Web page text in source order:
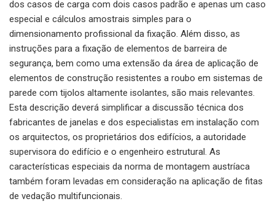
dos casos de carga com dois casos padrão e apenas um caso
especial e cálculos amostrais simples para o
dimensionamento profissional da fixação. Além disso, as
instruções para a fixação de elementos de barreira de
segurança, bem como uma extensão da área de aplicação de
elementos de construção resistentes a roubo em sistemas de
parede com tijolos altamente isolantes, são mais relevantes.
Esta descrição deverá simplificar a discussão técnica dos
fabricantes de janelas e dos especialistas em instalação com
os arquitectos, os proprietários dos edifícios, a autoridade
supervisora ​​do edifício e o engenheiro estrutural. As
características especiais da norma de montagem austríaca
também foram levadas em consideração na aplicação de fitas
de vedação multifuncionais.